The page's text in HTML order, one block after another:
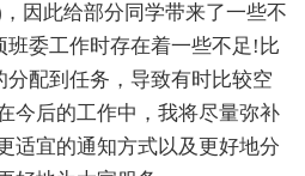
因此给部分同学带来了一些不
委工作时存在着一些不足!比
配到任务，导致有时比较空
今后的工作中，我将尽量弥补
适宜的通知方式以及更好地分